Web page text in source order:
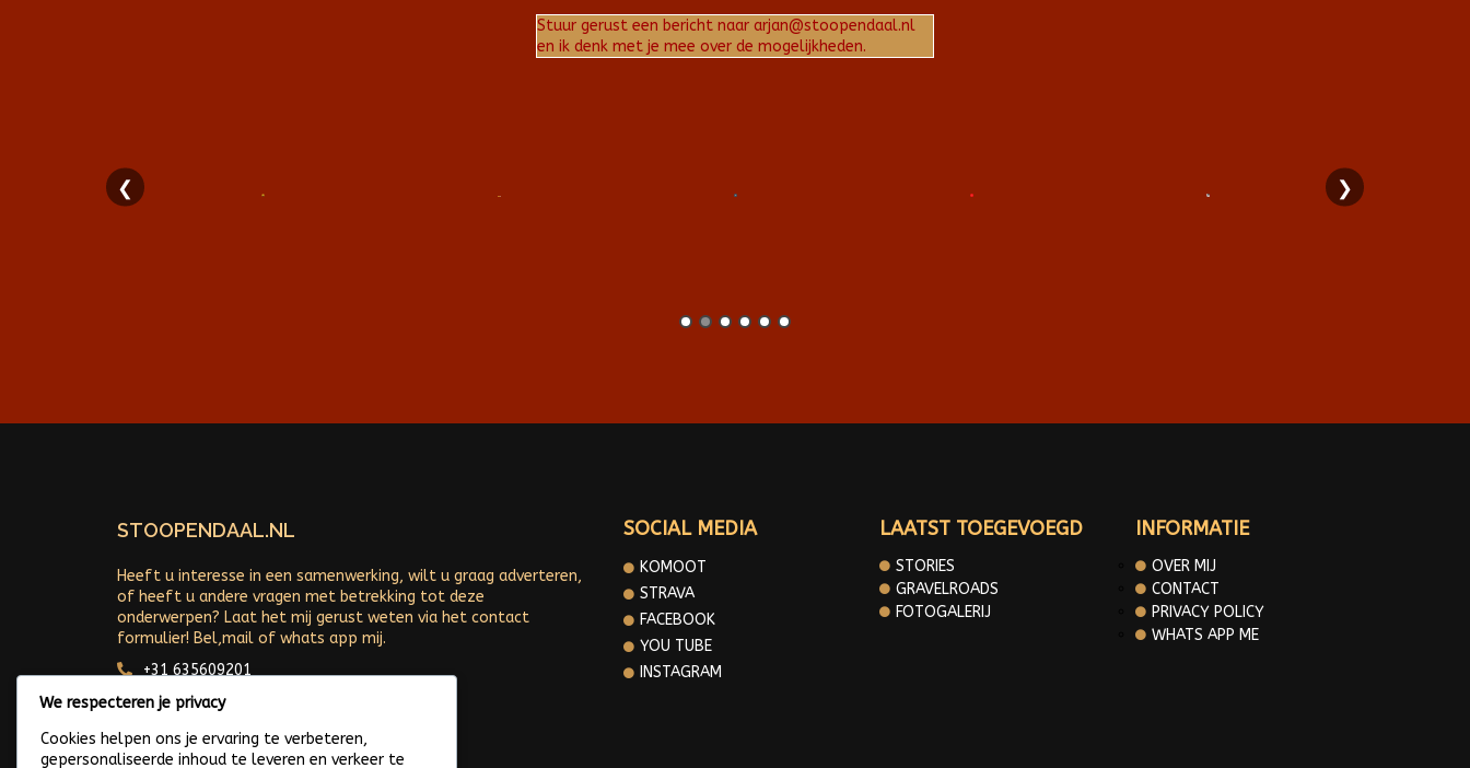
Stuur gerust een bericht naar arjan@stoopendaal.nl
en ik denk met je mee over de mogelijkheden.
❮ ❯
STOOPENDAAL.NL
Heeft u interesse in een samenwerking, wilt u graag adverteren,
of heeft u andere vragen met betrekking tot deze
onderwerpen? Laat het mij gerust weten via het contact
formulier! Bel,mail of whats app mij.
+31 635609201
Arjan@stoopendaal.nl
SOCIAL MEDIA
KOMOOT
STRAVA
FACEBOOK
YOU TUBE
INSTAGRAM
LAATST TOEGEVOEGD
STORIES
GRAVELROADS
FOTOGALERIJ
INFORMATIE
OVER MIJ
CONTACT
PRIVACY POLICY
WHATS APP ME
We respecteren je privacy
Cookies helpen ons je ervaring te verbeteren,
gepersonaliseerde inhoud te leveren en verkeer te